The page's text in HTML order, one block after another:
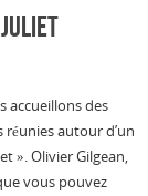
accueillons des
autour d’un
». Olivier Gilgean,
vous pouvez